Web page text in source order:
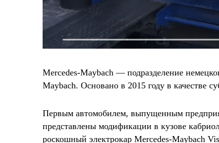
Mercedes-Maybach — подразделение
Maybach. Основано в 2015 году в качестве
Первым автомобилем, выпущенным
представлены модификации в кузове
роскошный электрокар Mercedes-Maybach